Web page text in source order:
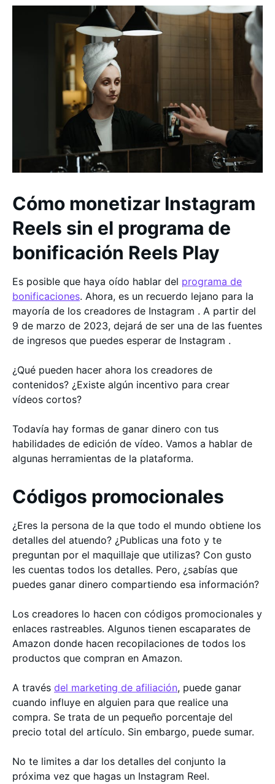
Cómo monetizar Instagram
Reels sin el programa de
bonificación Reels Play
Es posible que haya oído hablar del programa de
bonificaciones. Ahora, es un recuerdo lejano para la
mayoría de los creadores de Instagram . A partir del
9 de marzo de 2023, dejará de ser una de las fuentes
de ingresos que puedes esperar de Instagram .
¿Qué pueden hacer ahora los creadores de
contenidos? ¿Existe algún incentivo para crear
vídeos cortos?
Todavía hay formas de ganar dinero con tus
habilidades de edición de vídeo. Vamos a hablar de
algunas herramientas de la plataforma.
Códigos promocionales
¿Eres la persona de la que todo el mundo obtiene los
detalles del atuendo? ¿Publicas una foto y te
preguntan por el maquillaje que utilizas? Con gusto
les cuentas todos los detalles. Pero, ¿sabías que
puedes ganar dinero compartiendo esa información?
Los creadores lo hacen con códigos promocionales y
enlaces rastreables. Algunos tienen escaparates de
Amazon donde hacen recopilaciones de todos los
productos que compran en Amazon.
A través del marketing de afiliación, puede ganar
cuando influye en alguien para que realice una
compra. Se trata de un pequeño porcentaje del
precio total del artículo. Sin embargo, puede sumar.
No te limites a dar los detalles del conjunto la
próxima vez que hagas un Instagram Reel.